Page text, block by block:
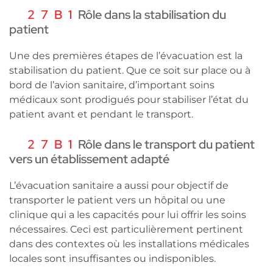
Rôle dans la stabilisation du
patient
Une des premières étapes de l’évacuation est la
stabilisation du patient. Que ce soit sur place ou à
bord de l’avion sanitaire, d’important soins
médicaux sont prodigués pour stabiliser l’état du
patient avant et pendant le transport.
Rôle dans le transport du patient
vers un établissement adapté
L’évacuation sanitaire a aussi pour objectif de
transporter le patient vers un hôpital ou une
clinique qui a les capacités pour lui offrir les soins
nécessaires. Ceci est particulièrement pertinent
dans des contextes où les installations médicales
locales sont insuffisantes ou indisponibles.